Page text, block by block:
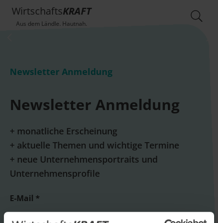
WirtschaftsKRAFT
Aus dem Ländle. Hautnah.
Newsletter Anmeldung
Newsletter Anmeldung
+ monatliche Erscheinung
+ aktuelle Themen und wichtige Termine
+ neue Unternehmensportraits und
Unternehmensprofile
E-Mail *